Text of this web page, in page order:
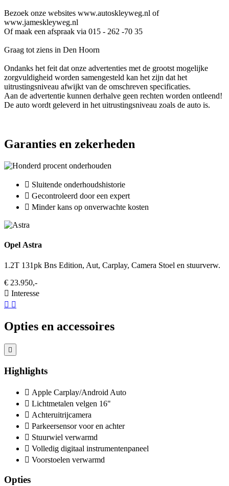
Bezoek onze websites www.autoskleyweg.nl of
www.jameskleyweg.nl
Of maak een afspraak via 015 - 262 -70 35
Graag tot ziens in Den Hoorn
Ondanks het feit dat onze advertenties met de grootst mogelijke
zorgvuldigheid worden samengesteld kan het zijn dat het
uitrustingsniveau afwijkt van de omschreven specificaties.
Aan de advertentie kunnen derhalve geen rechten worden ontleend!
De auto wordt geleverd in het uitrustingsniveau zoals de auto is.
Garanties en zekerheden
Sluitende onderhoudshistorie
Gecontroleerd door een expert
Minder kans op onverwachte kosten
Opel Astra
1.2T 131pk Bns Edition, Aut, Carplay, Camera Stoel en stuurverw.
€ 23.950,-
Interesse
Opties en accessoires
Highlights
Apple Carplay/Android Auto
Lichtmetalen velgen 16"
Achteruitrijcamera
Parkeersensor voor en achter
Stuurwiel verwarmd
Volledig digitaal instrumentenpaneel
Voorstoelen verwarmd
Opties